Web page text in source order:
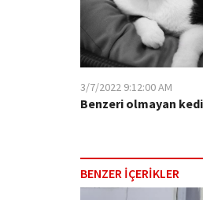
3/7/2022 9:12:00 AM
Benzeri olmayan
BENZER İÇERİKLER